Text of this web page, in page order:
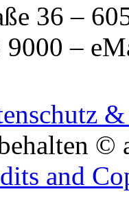
36 –
9000 –
©
and